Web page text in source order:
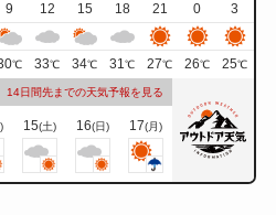
9 12 15 18 21 0
3
℃ 33℃ 34℃ 31℃ 27℃ 26℃ 25℃
14日間先までの天気予報を見る
15(土) 16(日) 17(月)